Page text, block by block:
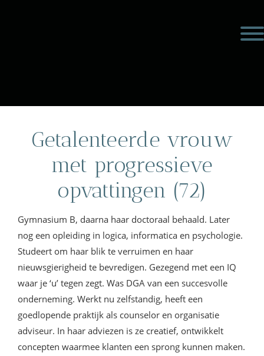
Getalenteerde vrouw
met progressieve
opvattingen (72)
Gymnasium B, daarna haar doctoraal behaald. Later
nog een opleiding in logica, informatica en psychologie.
Studeert om haar blik te verruimen en haar
nieuwsgierigheid te bevredigen. Gezegend met een IQ
waar je ‘u’ tegen zegt. Was DGA van een succesvolle
onderneming. Werkt nu zelfstandig, heeft een
goedlopende praktijk als counselor en organisatie
adviseur. In haar adviezen is ze creatief, ontwikkelt
concepten waarmee klanten een sprong kunnen maken.